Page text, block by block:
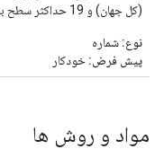
(کل جهان) و 19 حداکثر سطح بزرگنمایی است. (به
نوع: شماره
پیش فرض: خودکار
مواد و روش ها